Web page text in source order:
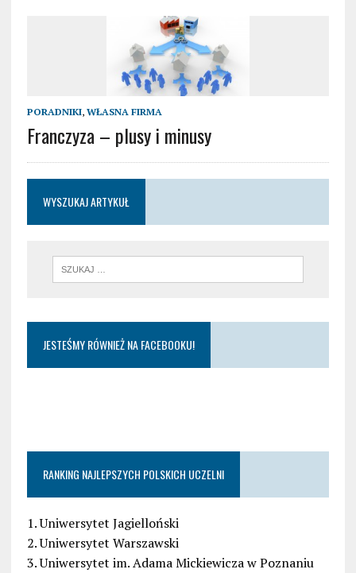
PORADNIKI, WŁASNA FIRMA
Franczyza – plusy i minusy
WYSZUKAJ ARTYKUŁ
JESTEŚMY RÓWNIEŻ NA FACEBOOKU!
RANKING NAJLEPSZYCH POLSKICH UCZELNI
1. Uniwersytet Jagielloński
2. Uniwersytet Warszawski
3. Uniwersytet im. Adama Mickiewicza w Poznaniu